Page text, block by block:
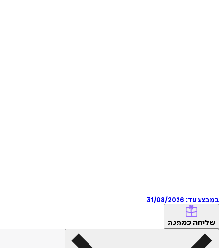
במבצע עד: 31/08/2026
שליחה כמתנה